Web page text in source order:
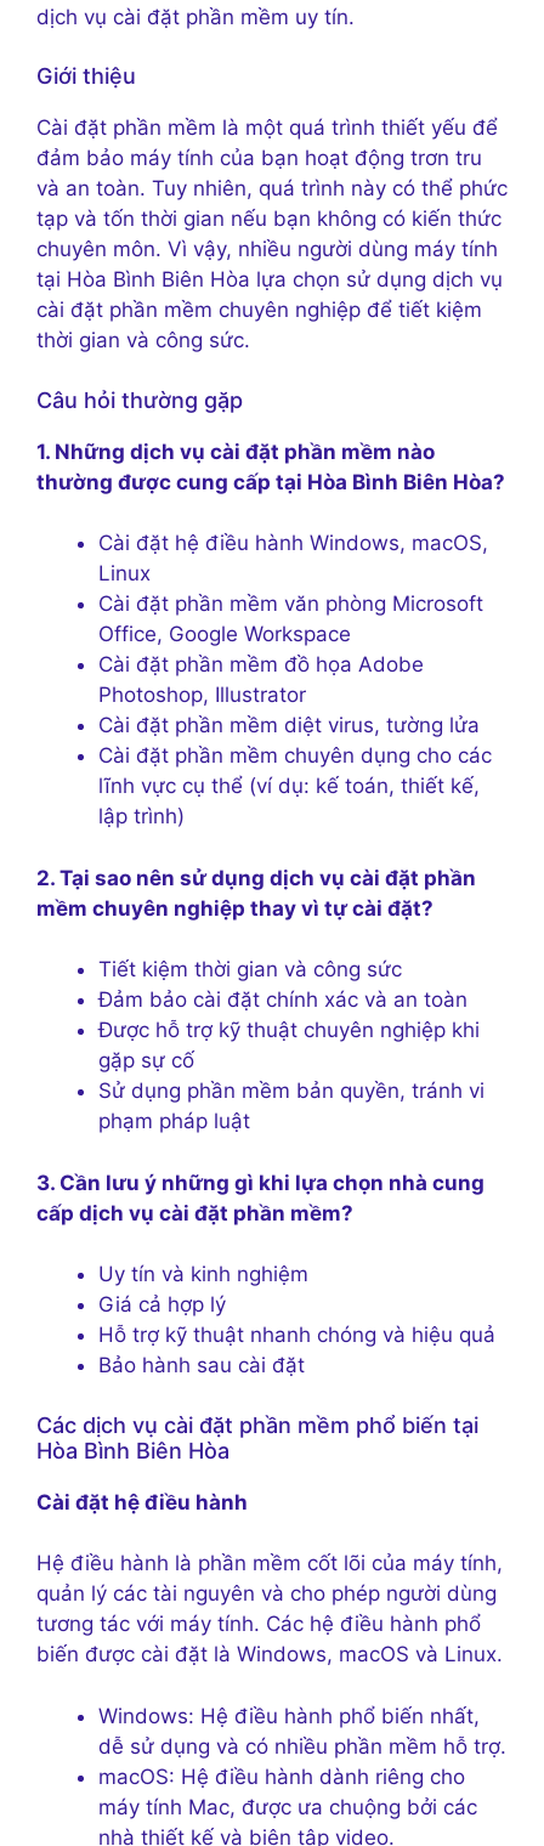
dịch vụ cài đặt phần mềm uy tín.
Giới thiệu
Cài đặt phần mềm là một quá trình thiết yếu để
đảm bảo máy tính của bạn hoạt động trơn tru
và an toàn. Tuy nhiên, quá trình này có thể phức
tạp và tốn thời gian nếu bạn không có kiến ​​thức
chuyên môn. Vì vậy, nhiều người dùng máy tính
tại Hòa Bình Biên Hòa lựa chọn sử dụng dịch vụ
cài đặt phần mềm chuyên nghiệp để tiết kiệm
thời gian và công sức.
Câu hỏi thường gặp
1. Những dịch vụ cài đặt phần mềm nào
thường được cung cấp tại Hòa Bình Biên Hòa?
Cài đặt hệ điều hành Windows, macOS,
Linux
Cài đặt phần mềm văn phòng Microsoft
Office, Google Workspace
Cài đặt phần mềm đồ họa Adobe
Photoshop, Illustrator
Cài đặt phần mềm diệt virus, tường lửa
Cài đặt phần mềm chuyên dụng cho các
lĩnh vực cụ thể (ví dụ: kế toán, thiết kế,
lập trình)
2. Tại sao nên sử dụng dịch vụ cài đặt phần
mềm chuyên nghiệp thay vì tự cài đặt?
Tiết kiệm thời gian và công sức
Đảm bảo cài đặt chính xác và an toàn
Được hỗ trợ kỹ thuật chuyên nghiệp khi
gặp sự cố
Sử dụng phần mềm bản quyền, tránh vi
phạm pháp luật
3. Cần lưu ý những gì khi lựa chọn nhà cung
cấp dịch vụ cài đặt phần mềm?
Uy tín và kinh nghiệm
Giá cả hợp lý
Hỗ trợ kỹ thuật nhanh chóng và hiệu quả
Bảo hành sau cài đặt
Các dịch vụ cài đặt phần mềm phổ biến tại
Hòa Bình Biên Hòa
Cài đặt hệ điều hành
Hệ điều hành là phần mềm cốt lõi của máy tính,
quản lý các tài nguyên và cho phép người dùng
tương tác với máy tính. Các hệ điều hành phổ
biến được cài đặt là Windows, macOS và Linux.
Windows: Hệ điều hành phổ biến nhất,
dễ sử dụng và có nhiều phần mềm hỗ trợ.
macOS: Hệ điều hành dành riêng cho
máy tính Mac, được ưa chuộng bởi các
nhà thiết kế và biên tập video.